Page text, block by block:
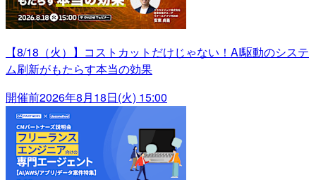
【8/18（火）】コストカットだけじゃない！AI駆動のシステ
ム刷新がもたらす本当の効果
開催前2026年8月18日(火) 15:00